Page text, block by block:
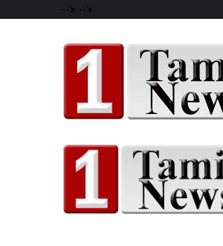
--> -->